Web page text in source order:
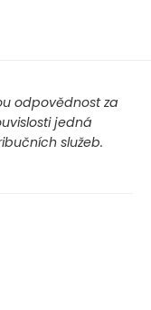
odpovědnost za
jedná
služeb.